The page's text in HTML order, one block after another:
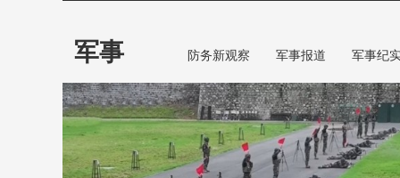
军事 防务新观察 军事报道 军事纪